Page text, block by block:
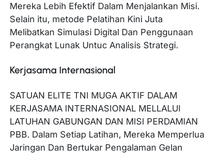
Mereka Lebih Efektif Dalam Menjalankan Misi.
Selain itu, metode Pelatihan Kini Juta
Melibatkan Simulasi Digital Dan Penggunaan
Perangkat Lunak Untuc Analisis Strategi.
Kerjasama Internasional
SATUAN ELITE TNI MUGA AKTIF DALAM
KERJASAMA INTERNASIONAL MELLALUI
LATUHAN GABUNGAN DAN MISI PERDAMIAN
PBB. Dalam Setiap Latihan, Mereka Memperlua
Jaringan Dan Bertukar Pengalaman Gelan